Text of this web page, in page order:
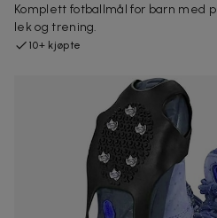
Komplett fotballmål for barn med
lek og trening.
10+ kjøpte